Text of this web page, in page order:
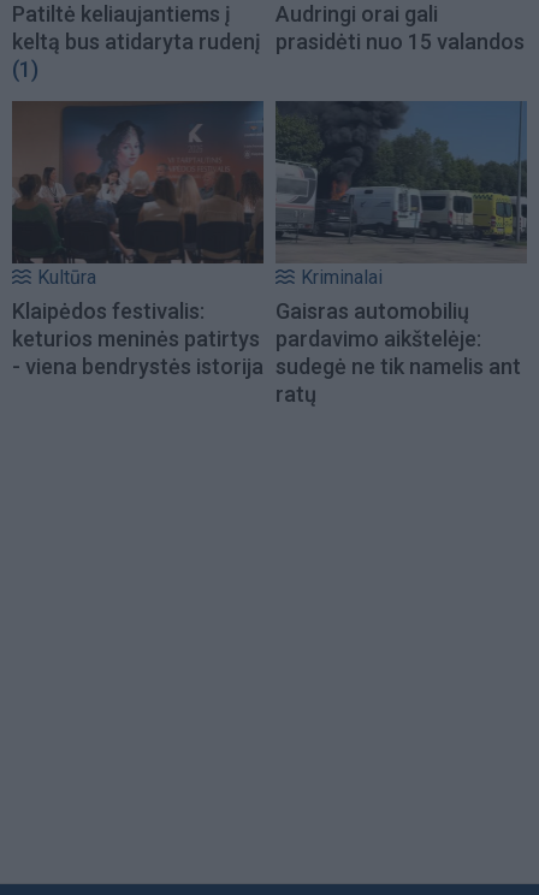
Patiltė keliaujantiems į
keltą bus atidaryta rudenį
(1)
Audringi orai gali
prasidėti nuo 15 valandos
Kultūra
Klaipėdos festivalis:
keturios meninės patirtys
- viena bendrystės istorija
Kriminalai
Gaisras automobilių
pardavimo aikštelėje:
sudegė ne tik namelis ant
ratų